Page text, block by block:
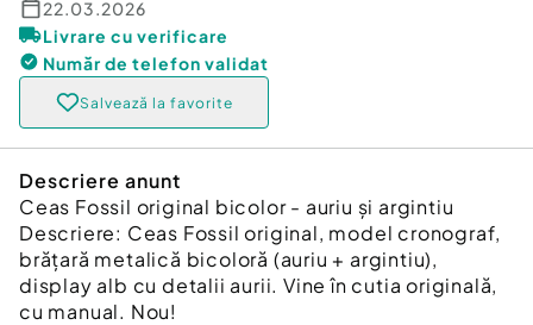
22.03.2026
Livrare cu verificare
Număr de telefon validat
Salvează la favorite
Descriere anunt
Ceas Fossil original bicolor - auriu și argintiu
Descriere: Ceas Fossil original, model cronograf,
brățară metalică bicoloră (auriu + argintiu),
display alb cu detalii aurii. Vine în cutia originală,
cu manual. Nou!